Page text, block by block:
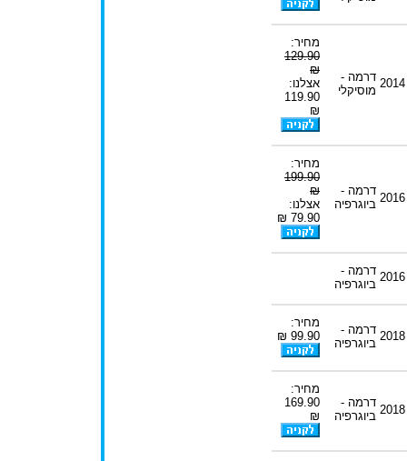
2014 דרמה -
מוסיקלי
מחיר:
129.90
₪
אצלנו:
119.90
₪
2016
דרמה -
ביוגרפיה
מחיר:
199.90
₪
אצלנו:
79.90 ₪
2016 דרמה -
ביוגרפיה
2018 דרמה -
ביוגרפיה
מחיר:
99.90 ₪
2018
דרמה -
ביוגרפיה
מחיר:
169.90
₪